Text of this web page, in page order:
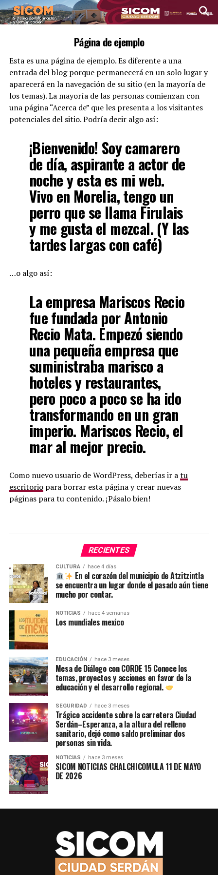
Página de ejemplo
Esta es una página de ejemplo. Es diferente a una
entrada del blog porque permanecerá en un solo lugar y
aparecerá en la navegación de su sitio (en la mayoría de
los temas). La mayoría de las personas comienzan con
una página “Acerca de” que les presenta a los visitantes
potenciales del sitio. Podría decir algo así:
¡Bienvenido! Soy camarero
de día, aspirante a actor de
noche y esta es mi web.
Vivo en Morelia, tengo un
perro que se llama Firulais
y me gusta el mezcal. (Y las
tardes largas con café)
…o algo así:
La empresa Mariscos Recio
fue fundada por Antonio
Recio Mata. Empezó siendo
una pequeña empresa que
suministraba marisco a
hoteles y restaurantes,
pero poco a poco se ha ido
transformando en un gran
imperio. Mariscos Recio, el
mar al mejor precio.
Como nuevo usuario de WordPress, deberías ir atu
escritoriopara borrar esta página y crear nuevas
páginas para tu contenido. ¡Pásalo bien!
RECIENTES
CULTURA hace 4 días
En el corazón del municipio de Atzitzintla
se encuentra un lugar donde el pasado aún tiene
mucho por contar.
NOTICIAS hace 4 semanas
Los mundiales mexico
EDUCACIÓN hace 3 meses
Mesa de Diálogo con CORDE 15 Conoce los
temas, proyectos y acciones en favor de la
educación y el desarrollo regional.
SEGURIDAD hace 3 meses
Trágico accidente sobre la carretera Ciudad
Serdán–Esperanza, a la altura del relleno
sanitario, dejó como saldo preliminar dos
personas sin vida.
NOTICIAS hace 3 meses
SICOM NOTICIAS CHALCHICOMULA 11 DE MAYO
DE 2026